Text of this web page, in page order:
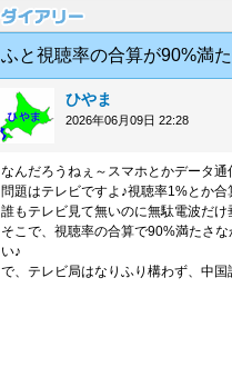
ふと視聴率の合算が90%満
ひやま
2026年06月09日 22:28
なんだろうねぇ～スマホとかデータ
問題はテレビですよ♪視聴率1%とか
誰もテレビ見て無いのに無駄電波だ
そこで、視聴率の合算で90%満たさ
い♪
で、テレビ局はなりふり構わず、中